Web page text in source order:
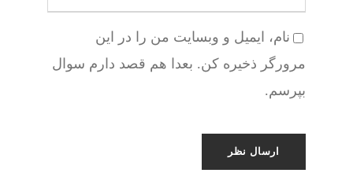
نام، ایمیل و وبسایت من را در این
مرورگر ذخیره کن. بعدا هم قصد دارم سوال
بپرسم.